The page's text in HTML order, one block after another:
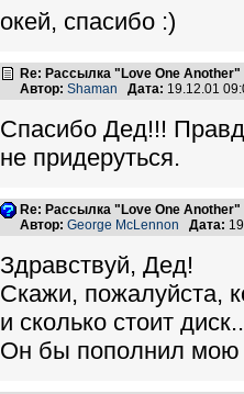
окей, спасибо :)
Re: Рассылка "Love One Another"
Автор: Shaman Дата: 19.12.01
Спасибо Дед!!!
не придеруться.
Re: Рассылка "Love One Another"
Автор: George McLennon Дата:
Здравствуй, Дед!
Скажи, пожалуйста,
и сколько стоит
Он бы пополнил мою